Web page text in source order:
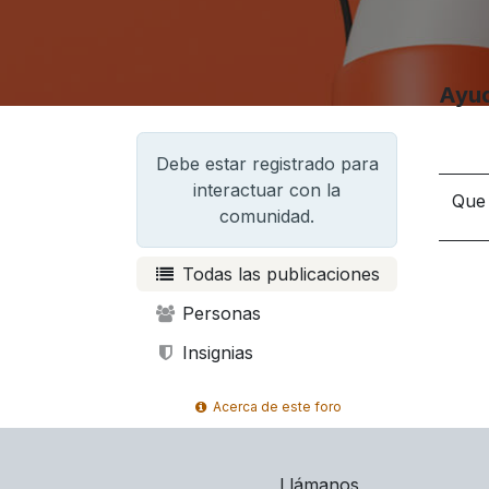
Debe estar registrado para
interactuar con la
comunidad.
Todas las publicaciones
Personas
Insignias
Acerca de este foro
Llámanos